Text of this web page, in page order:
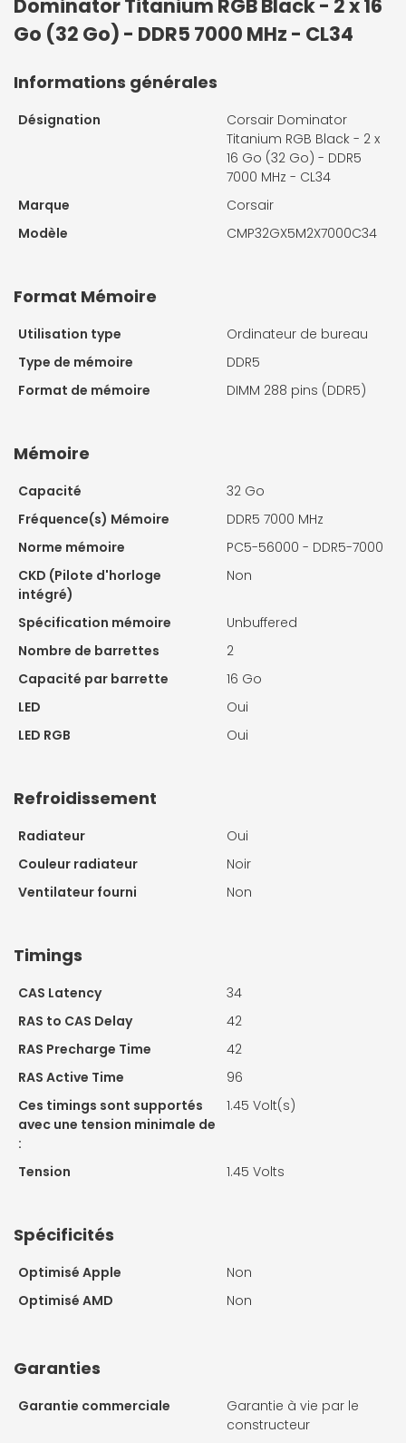
Dominator Titanium RGB Black - 2 x 16
Go (32 Go) - DDR5 7000 MHz - CL34
Informations générales
Désignation
Corsair Dominator
Titanium RGB Black - 2 x
16 Go (32 Go) - DDR5
7000 MHz - CL34
Marque
Corsair
Modèle
CMP32GX5M2X7000C34
Format Mémoire
Utilisation type
Ordinateur de bureau
Type de mémoire
DDR5
Format de mémoire
DIMM 288 pins (DDR5)
Mémoire
Capacité
32 Go
Fréquence(s) Mémoire
DDR5 7000 MHz
Norme mémoire
PC5-56000 - DDR5-7000
CKD (Pilote d'horloge
intégré)
Non
Spécification mémoire
Unbuffered
Nombre de barrettes
2
Capacité par barrette
16 Go
LED
Oui
LED RGB
Oui
Refroidissement
Radiateur
Oui
Couleur radiateur
Noir
Ventilateur fourni
Non
Timings
CAS Latency
34
RAS to CAS Delay
42
RAS Precharge Time
42
RAS Active Time
96
Ces timings sont supportés
avec une tension minimale de
:
1.45 Volt(s)
Tension 1.45 Volts
Spécificités
Optimisé Apple
Non
Optimisé AMD
Non
Garanties
Garantie commerciale
Garantie à vie par le
constructeur